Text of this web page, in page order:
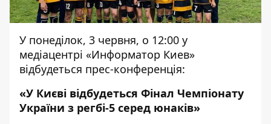
У понеділок, 3 червня, о 12:00 у
медіацентрі «Информатор Киев»
відбудеться прес-конференція:
«У Києві відбудеться Фінал Чемпіонату
України з регбі-5 серед юнаків»